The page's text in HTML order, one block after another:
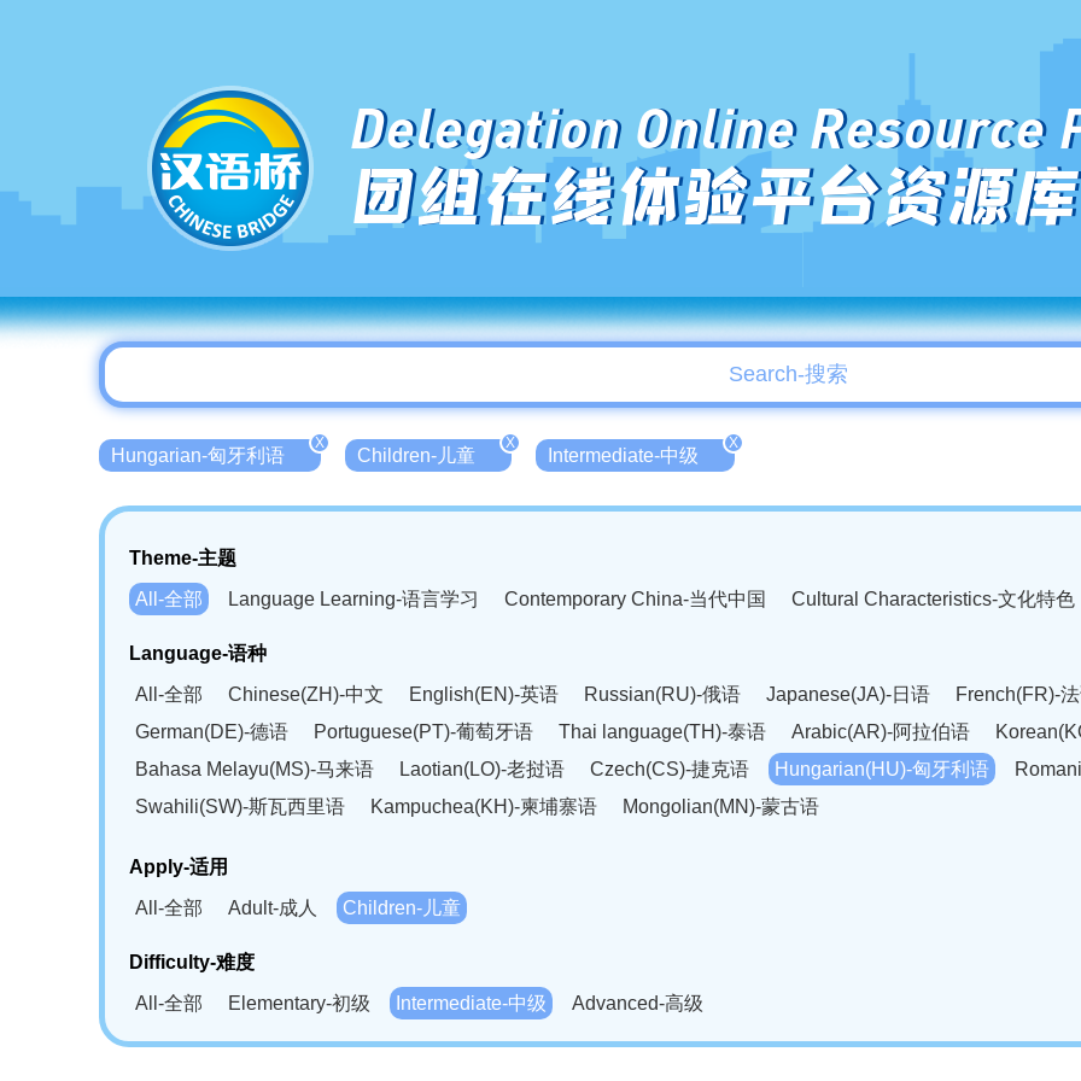
Delegation Online Resource
团组在线体验平台资源库
Hungarian-匈牙利语
X
Children-儿童
X
Intermediate-中级
X
Theme-主题
All-全部
Language Learning-语言学习 Contemporary China-当代中国 Cultural Characteristics-文化特色
Language-语种
All-全部
Chinese(ZH)-中文 English(EN)-英语 Russian(RU)-俄语 Japanese(JA)-日语
French(FR)-
German(DE)-德语
Portuguese(PT)-葡萄牙语 Thai language(TH)-泰语 Arabic(AR)-阿拉伯语
Bahasa Melayu(MS)-马来语
Laotian(LO)-老挝语 Czech(CS)-捷克语 Hungarian(HU)-匈牙利语
Swahili(SW)-斯瓦西里语
Kampuchea(KH)-柬埔寨语 Mongolian(MN)-蒙古语
Apply-适用
All-全部
Adult-成人 Children-儿童
Difficulty-难度
All-全部
Elementary-初级 Intermediate-中级 Advanced-高级